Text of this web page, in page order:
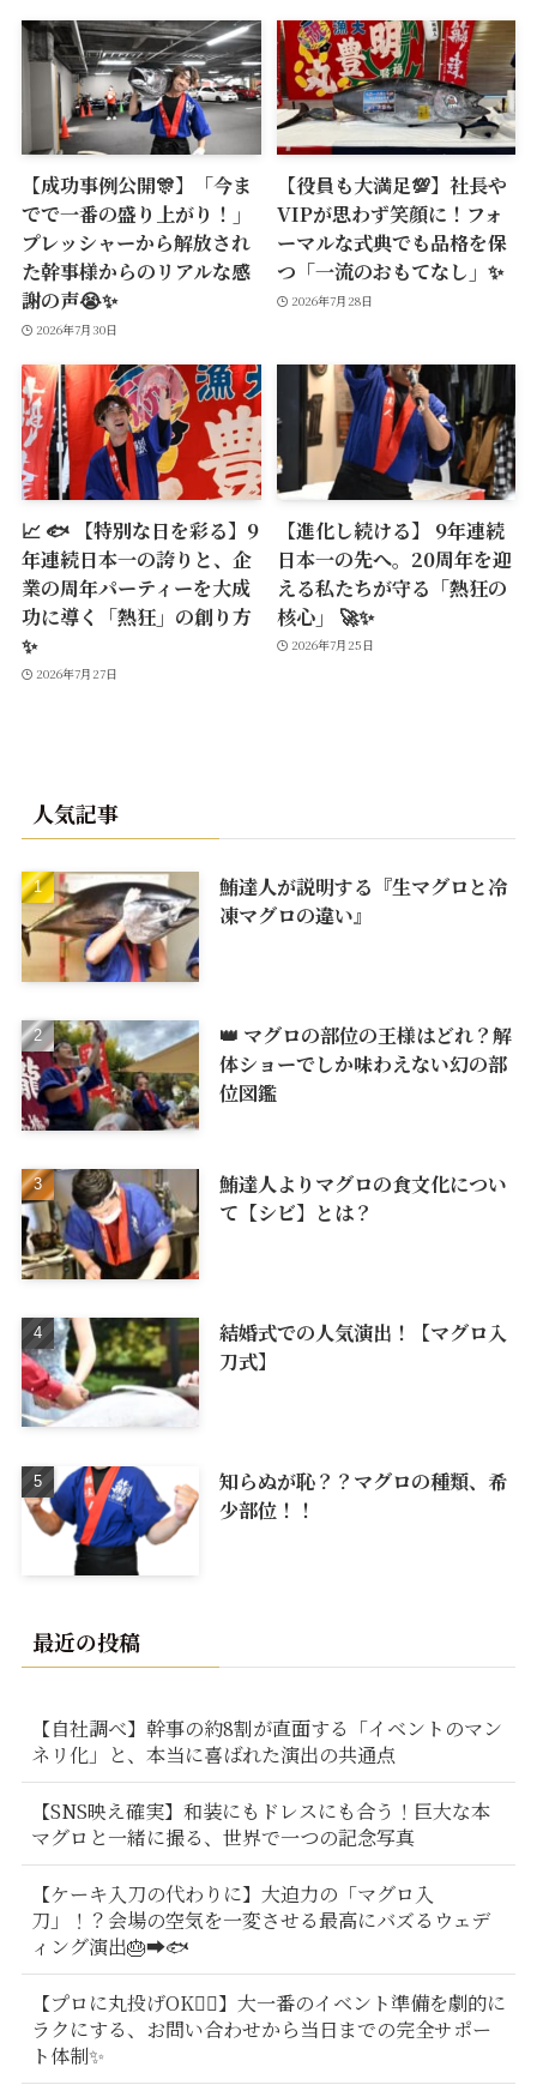
【成功事例公開🎊】「今ま
でで一番の盛り上がり！」
プレッシャーから解放され
た幹事様からのリアルな感
謝の声😭✨
2026年7月30日
【役員も大満足💯】社長や
VIPが思わず笑顔に！フォ
ーマルな式典でも品格を保
つ「一流のおもてなし」✨
2026年7月28日
📈 🐟 【特別な日を彩る】9
年連続日本一の誇りと、企
業の周年パーティーを大成
功に導く「熱狂」の創り方
✨
2026年7月27日
【進化し続ける】 9年連続
日本一の先へ。20周年を迎
える私たちが守る「熱狂の
核心」 🚀✨
2026年7月25日
人気記事
鮪達人が説明する『生マグロと冷
凍マグロの違い』
👑 マグロの部位の王様はどれ？解
体ショーでしか味わえない幻の部
位図鑑
鮪達人よりマグロの食文化につい
て【シビ】とは？
結婚式での人気演出！【マグロ入
刀式】
知らぬが恥？？マグロの種類、希
少部位！！
最近の投稿
【自社調べ】幹事の約8割が直面する「イベントのマン
ネリ化」と、本当に喜ばれた演出の共通点
【SNS映え確実】和装にもドレスにも合う！巨大な本
マグロと一緒に撮る、世界で一つの記念写真
【ケーキ入刀の代わりに】大迫力の「マグロ入
刀」！？会場の空気を一変させる最高にバズるウェデ
ィング演出🎂➡️🐟
【プロに丸投げOK🙆‍♂️】大一番のイベント準備を劇的に
ラクにする、お問い合わせから当日までの完全サポー
ト体制✨